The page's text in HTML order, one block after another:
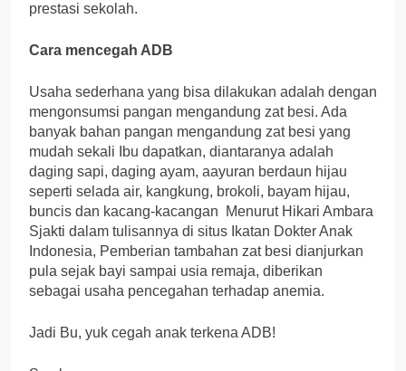
prestasi sekolah.
Cara mencegah ADB
Usaha sederhana yang bisa dilakukan adalah dengan
mengonsumsi pangan mengandung zat besi. Ada
banyak bahan pangan mengandung zat besi yang
mudah sekali Ibu dapatkan, diantaranya adalah
daging sapi, daging ayam, aayuran berdaun hijau
seperti selada air, kangkung, brokoli, bayam hijau,
buncis dan kacang-kacangan Menurut Hikari Ambara
Sjakti dalam tulisannya di situs Ikatan Dokter Anak
Indonesia, Pemberian tambahan zat besi dianjurkan
pula sejak bayi sampai usia remaja, diberikan
sebagai usaha pencegahan terhadap anemia.
Jadi Bu, yuk cegah anak terkena ADB!